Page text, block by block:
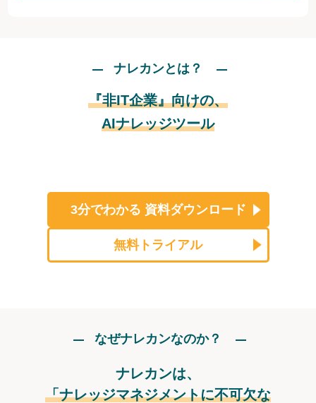
ナレカンとは？
『非IT企業』向けの、
AIナレッジツール
3分でわかる 資料ダウンロード
無料トライアル
なぜナレカンなのか？
ナレカンは、
「ナレッジマネジメントに不可欠な